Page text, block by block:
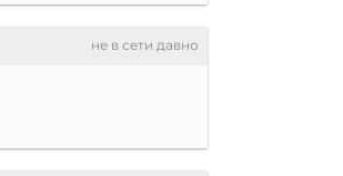
не в сети давно